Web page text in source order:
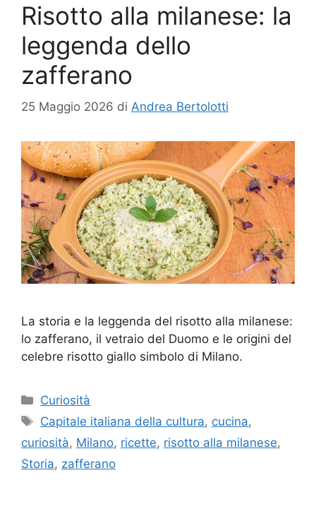
Risotto alla milanese: la
leggenda dello
zafferano
25 Maggio 2026 di Andrea Bertolotti
La storia e la leggenda del risotto alla milanese:
lo zafferano, il vetraio del Duomo e le origini del
celebre risotto giallo simbolo di Milano.
Categorie
Curiosità
Tag
Capitale italiana della cultura, cucina,
curiosità, Milano, ricette, risotto alla milanese,
Storia, zafferano